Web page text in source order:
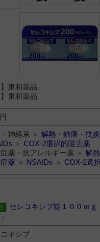
】東和薬品
】東和薬品
神経系 ＞解熱・鎮痛・抗
＞ COX-2選択的阻害薬
薬・抗アレルギー薬 ＞解
薬 ＞ NSAIDs ＞ COX-2選
セレコキシブ錠１００ｍｇ
キシブ